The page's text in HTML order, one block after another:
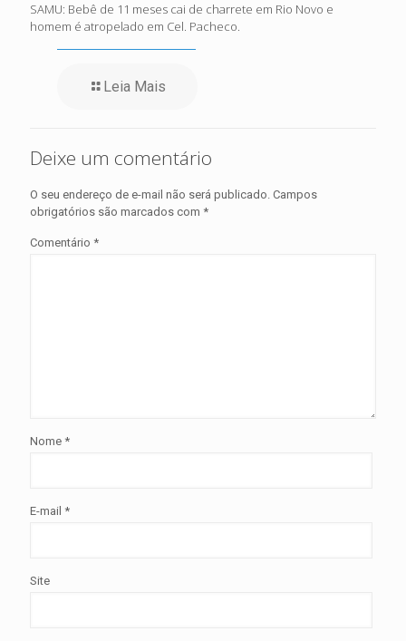
SAMU: Bebê de 11 meses cai de charrete em Rio Novo e
homem é atropelado em Cel. Pacheco.
Leia Mais
Deixe um comentário
O seu endereço de e-mail não será publicado. Campos
obrigatórios são marcados com *
Comentário *
Nome *
E-mail *
Site